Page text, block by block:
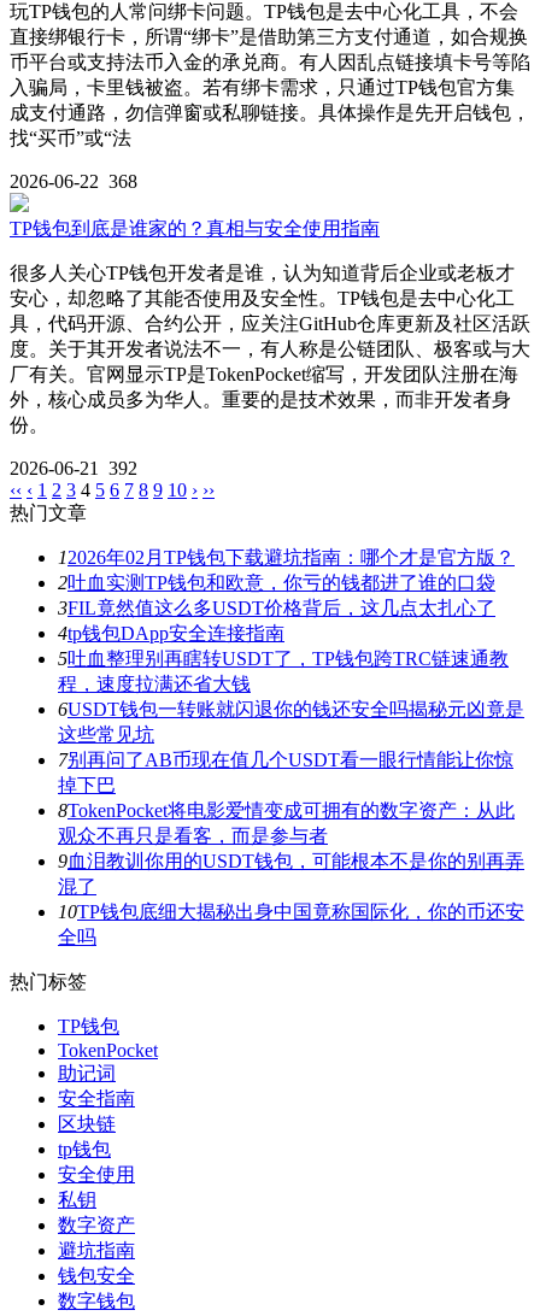
玩TP钱包的人常问绑卡问题。TP钱包是去中心化工具，不会
直接绑银行卡，所谓“绑卡”是借助第三方支付通道，如合规换
币平台或支持法币入金的承兑商。有人因乱点链接填卡号等陷
入骗局，卡里钱被盗。若有绑卡需求，只通过TP钱包官方集
成支付通路，勿信弹窗或私聊链接。具体操作是先开启钱包，
找“买币”或“法
2026-06-22 368
TP钱包到底是谁家的？真相与安全使用指南
很多人关心TP钱包开发者是谁，认为知道背后企业或老板才
安心，却忽略了其能否使用及安全性。TP钱包是去中心化工
具，代码开源、合约公开，应关注GitHub仓库更新及社区活跃
度。关于其开发者说法不一，有人称是公链团队、极客或与大
厂有关。官网显示TP是TokenPocket缩写，开发团队注册在海
外，核心成员多为华人。重要的是技术效果，而非开发者身
份。
2026-06-21 392
‹‹ ‹ 1 2 3 4 5 6 7 8 9 10 › ››
热门文章
12026年02月TP钱包下载避坑指南：哪个才是官方版？
2吐血实测TP钱包和欧意，你亏的钱都进了谁的口袋
3FIL竟然值这么多USDT价格背后，这几点太扎心了
4tp钱包DApp安全连接指南
5吐血整理别再瞎转USDT了，TP钱包跨TRC链速通教
程，速度拉满还省大钱
6USDT钱包一转账就闪退你的钱还安全吗揭秘元凶竟是
这些常见坑
7别再问了AB币现在值几个USDT看一眼行情能让你惊
掉下巴
8TokenPocket将电影爱情变成可拥有的数字资产：从此
观众不再只是看客，而是参与者
9血泪教训你用的USDT钱包，可能根本不是你的别再弄
混了
10TP钱包底细大揭秘出身中国竟称国际化，你的币还安
全吗
热门标签
TP钱包
TokenPocket
助记词
安全指南
区块链
tp钱包
安全使用
私钥
数字资产
避坑指南
钱包安全
数字钱包